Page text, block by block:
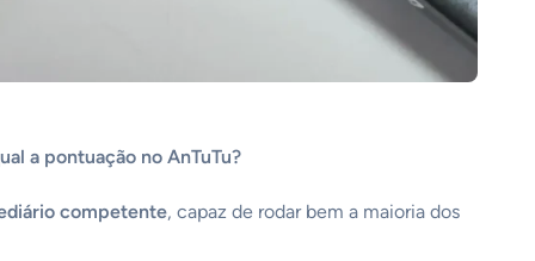
a pontuação no AnTuTu?
competente, capaz de rodar bem a maioria dos